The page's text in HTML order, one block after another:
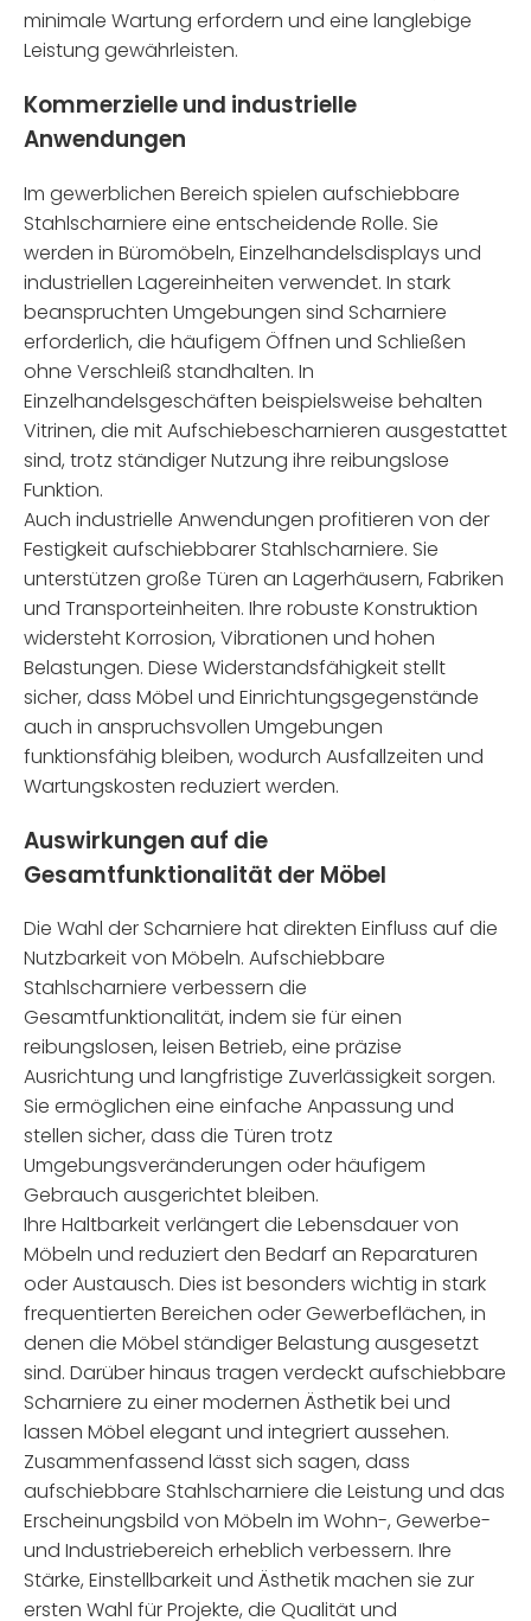
minimale Wartung erfordern und eine langlebige
Leistung gewährleisten.
Kommerzielle und industrielle
Anwendungen
Im gewerblichen Bereich spielen aufschiebbare
Stahlscharniere eine entscheidende Rolle. Sie
werden in Büromöbeln, Einzelhandelsdisplays und
industriellen Lagereinheiten verwendet. In stark
beanspruchten Umgebungen sind Scharniere
erforderlich, die häufigem Öffnen und Schließen
ohne Verschleiß standhalten. In
Einzelhandelsgeschäften beispielsweise behalten
Vitrinen, die mit Aufschiebescharnieren ausgestattet
sind, trotz ständiger Nutzung ihre reibungslose
Funktion.
Auch industrielle Anwendungen profitieren von der
Festigkeit aufschiebbarer Stahlscharniere. Sie
unterstützen große Türen an Lagerhäusern, Fabriken
und Transporteinheiten. Ihre robuste Konstruktion
widersteht Korrosion, Vibrationen und hohen
Belastungen. Diese Widerstandsfähigkeit stellt
sicher, dass Möbel und Einrichtungsgegenstände
auch in anspruchsvollen Umgebungen
funktionsfähig bleiben, wodurch Ausfallzeiten und
Wartungskosten reduziert werden.
Auswirkungen auf die
Gesamtfunktionalität der Möbel
Die Wahl der Scharniere hat direkten Einfluss auf die
Nutzbarkeit von Möbeln. Aufschiebbare
Stahlscharniere verbessern die
Gesamtfunktionalität, indem sie für einen
reibungslosen, leisen Betrieb, eine präzise
Ausrichtung und langfristige Zuverlässigkeit sorgen.
Sie ermöglichen eine einfache Anpassung und
stellen sicher, dass die Türen trotz
Umgebungsveränderungen oder häufigem
Gebrauch ausgerichtet bleiben.
Ihre Haltbarkeit verlängert die Lebensdauer von
Möbeln und reduziert den Bedarf an Reparaturen
oder Austausch. Dies ist besonders wichtig in stark
frequentierten Bereichen oder Gewerbeflächen, in
denen die Möbel ständiger Belastung ausgesetzt
sind. Darüber hinaus tragen verdeckt aufschiebbare
Scharniere zu einer modernen Ästhetik bei und
lassen Möbel elegant und integriert aussehen.
Zusammenfassend lässt sich sagen, dass
aufschiebbare Stahlscharniere die Leistung und das
Erscheinungsbild von Möbeln im Wohn-, Gewerbe-
und Industriebereich erheblich verbessern. Ihre
Stärke, Einstellbarkeit und Ästhetik machen sie zur
ersten Wahl für Projekte, die Qualität und